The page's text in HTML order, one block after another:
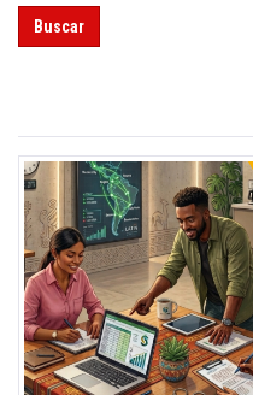
Buscar